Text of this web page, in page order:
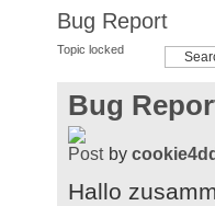
Bug Report
Topic locked
Bug
by
Hallo